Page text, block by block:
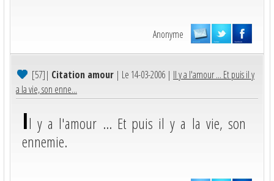
Anonyme
[57]| Citation amour | Le 14-03-2006 | Il y a l'amour ... Et puis il y
a la vie, son enne...
Il y a l'amour ... Et puis il y a la vie, son
ennemie.